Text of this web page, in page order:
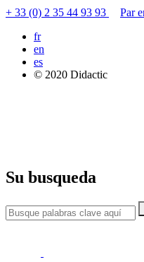
+ 33 (0) 2 35 44 93 93
Par
fr
en
es
© 2020 Didactic
Su busqueda